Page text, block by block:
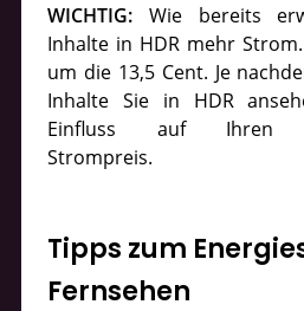
WICHTIG:
Wie bereits
Inhalte in HDR mehr
um die 13,5 Cent. Je
Inhalte Sie in HDR
Einfluss auf Ihren
Strompreis.
Tipps zum
Fernsehen